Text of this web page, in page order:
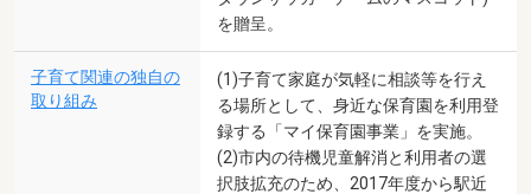
を贈呈。
子育て関連の独自の
取り組み
(1)子育て家庭が気軽に相談等を行え
る場所として、身近な保育園を利用登
録する「マイ保育園事業」を実施。
(2)市内の待機児童解消と利用者の選
択肢拡充のため、2017年度から駅近